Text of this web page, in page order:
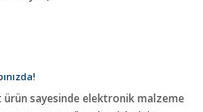
ürün sayesinde elektronik malzeme